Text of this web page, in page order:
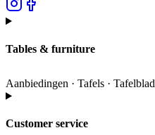
Tables & furniture
Aanbiedingen · Tafels ·
Customer service